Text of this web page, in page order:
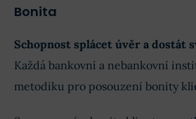
Bonita
Schopnost splácet úvěr a dostát
Každá bankovní a nebankovní
metodiku pro posouzení bonity